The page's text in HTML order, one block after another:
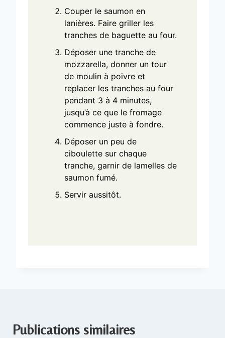
Couper le saumon en
lanières. Faire griller les
tranches de baguette au four.
Déposer une tranche de
mozzarella, donner un tour
de moulin à poivre et
replacer les tranches au four
pendant 3 à 4 minutes,
jusqu’à ce que le fromage
commence juste à fondre.
Déposer un peu de
ciboulette sur chaque
tranche, garnir de lamelles de
saumon fumé.
Servir aussitôt.
Publications similaires